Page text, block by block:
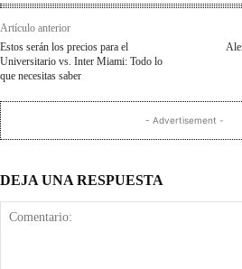
Artículo anterior
Estos serán los precios para el
Universitario vs. Inter Miami: Todo lo
que necesitas saber
- Advertisement -
DEJA UNA RESPUESTA